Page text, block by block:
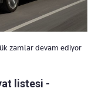
zamlar devam ediyor
listesi -